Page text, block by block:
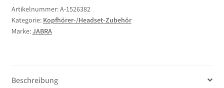
Menge
Artikelnummer:A-1526382
Kategorie: Kopfhörer-/Headset-Zubehör
Marke:JABRA
Beschreibung